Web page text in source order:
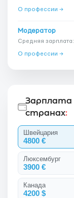
О профессии →
Модератор
Средняя зарплата:
О профессии →
Зарплата
странах:
Швейцария
4800 €
Люксембург
3900 €
Канада
4200 $